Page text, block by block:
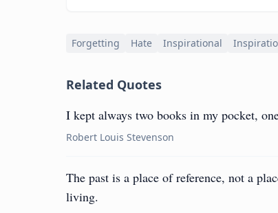
Forgetting Hate Inspirational
Related Quotes
I kept always two books in my pocket,
Robert Louis Stevenson
The past is a place of reference, not a
living.